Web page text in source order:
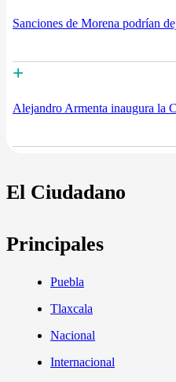
Sanciones de Morena podrían
+
Alejandro Armenta inaugura la
El Ciudadano
Principales
Puebla
Tlaxcala
Nacional
Internacional